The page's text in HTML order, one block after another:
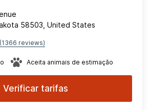
58503, United States
(1366 reviews)
Aceita animais de estimação
Verificar tarifas